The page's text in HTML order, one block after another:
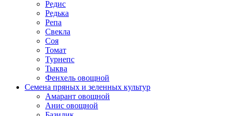
Редис
Редька
Репа
Свекла
Соя
Томат
Турнепс
Тыква
Фенхель овощной
Семена пряных и зеленных культур
Амарант овощной
Анис овощной